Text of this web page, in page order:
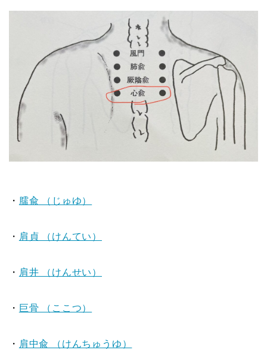
・ 臑兪 （じゅゆ）
・ 肩貞 （けんてい）
・ 肩井 （けんせい）
・ 巨骨 （ここつ）
・ 肩中兪 （けんちゅうゆ）